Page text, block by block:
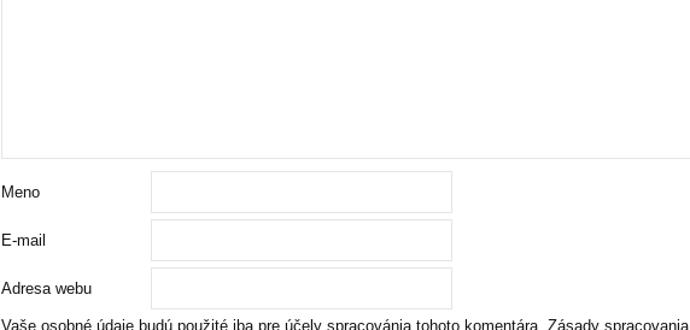
Meno
E-mail
Adresa webu
Vaše osobné údaje budú použité iba pre účely spracovánia tohoto komentára. Zásady spracovania